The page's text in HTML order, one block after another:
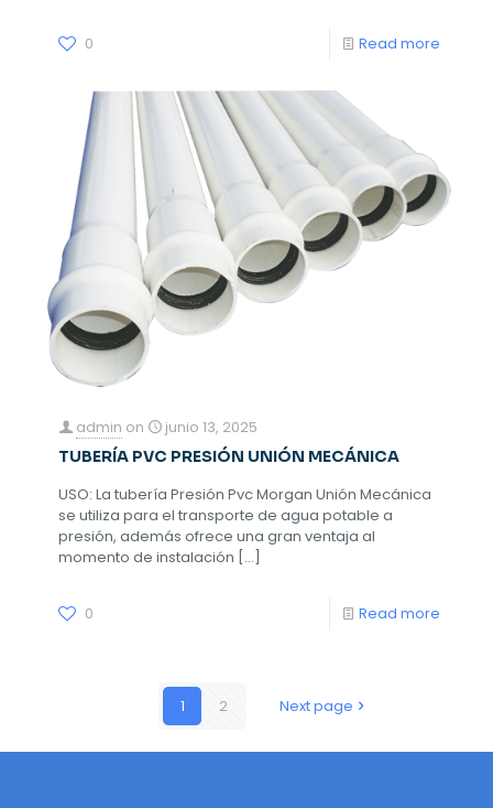
0 Read more
admin on junio 13, 2025
TUBERÍA PVC PRESIÓN UNIÓN MECÁNICA
USO: La tubería Presión Pvc Morgan Unión Mecánica
se utiliza para el transporte de agua potable a
presión, además ofrece una gran ventaja al
momento de instalación […]
0 Read more
1 2 Next page